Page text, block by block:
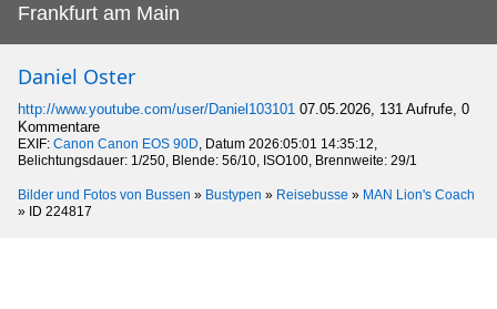
Frankfurt am Main
Daniel Oster
http://www.youtube.com/user/Daniel103101 07.05.2026, 131 Aufrufe, 0
Kommentare
EXIF: Canon Canon EOS 90D, Datum 2026:05:01 14:35:12,
Belichtungsdauer: 1/250, Blende: 56/10, ISO100, Brennweite: 29/1
Bilder und Fotos von Bussen » Bustypen » Reisebusse » MAN Lion's Coach
» ID 224817